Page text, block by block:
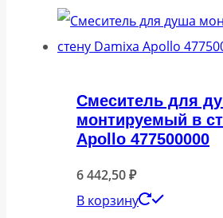
Смеситель для
монтируемый в
Apollo 477500000
6 442,50₽
В корзину